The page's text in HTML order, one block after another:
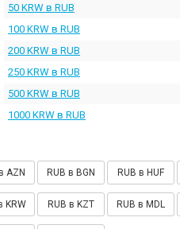
50 KRW в RUB
100 KRW в RUB
200 KRW в RUB
250 KRW в RUB
500 KRW в RUB
1000 KRW в RUB
AZN RUB в BGN RUB в HUF
KRW RUB в KZT RUB в MDL